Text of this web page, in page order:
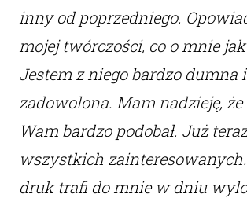
inny od poprzedniego.
mojej twórczości, co o mnie
Jestem z niego bardzo dumna i
zadowolona. Mam nadzieję, że
Wam bardzo podobał. Już
wszystkich
druk trafi do mnie w dniu